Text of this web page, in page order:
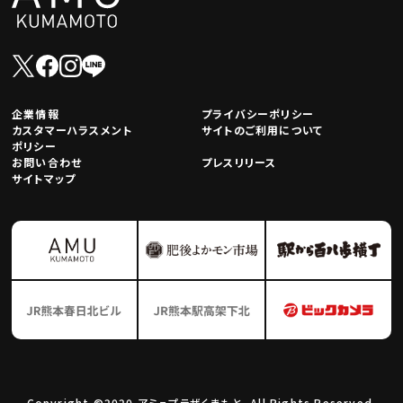
企業情報
プライバシーポリシー
カスタマーハラスメント
ポリシー
サイトのご利用について
お問い合わせ
プレスリリース
サイトマップ